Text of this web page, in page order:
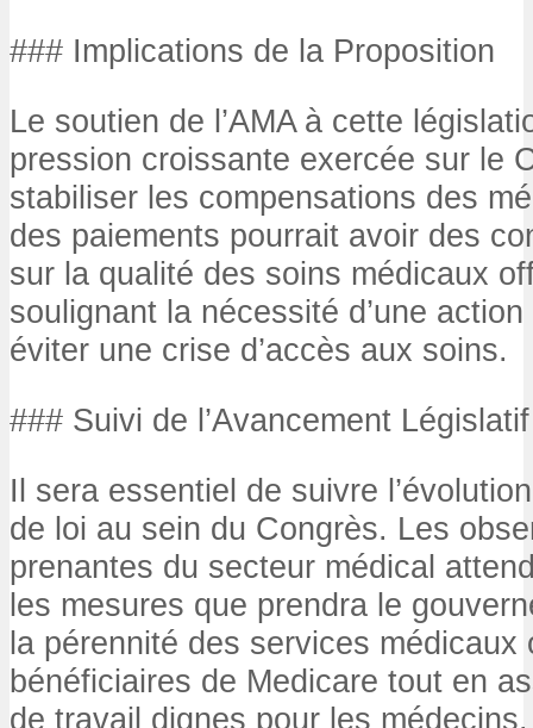
### Implications de la Proposition
Le soutien de l’AMA à cette
pression croissante exercée sur le
stabiliser les compensations des
des paiements pourrait avoir des
sur la qualité des soins médicaux
soulignant la nécessité d’une
éviter une crise d’accès aux soins.
### Suivi de l’Avancement Législatif
Il sera essentiel de suivre
de loi au sein du Congrès. Les
prenantes du secteur médical
les mesures que prendra le
la pérennité des services médicaux
bénéficiaires de Medicare tout en
de travail dignes pour les médecins.